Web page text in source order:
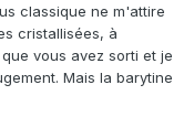
classique ne m'attire
cristallisées, à
vous avez sorti et je
Mais la barytine